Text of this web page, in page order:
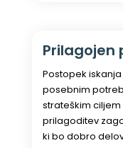
Prilagojen
Postopek
posebnim
strateškim ciljem
prilagoditev
ki bo dobro